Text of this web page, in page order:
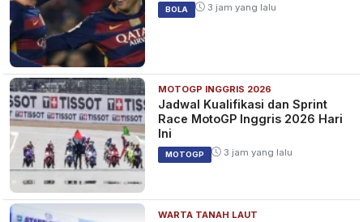
BOLA 3 jam yang lalu
MOTOGP INGGRIS 2026
Jadwal Kualifikasi dan Sprint
Race MotoGP Inggris 2026 Hari
Ini
MOTOGP 3 jam yang lalu
WARTA TANAH LAUT